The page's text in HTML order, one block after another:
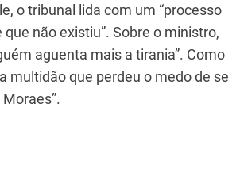
o tribunal lida com um “processo
que não existiu”. Sobre o ministro,
aguenta mais a tirania”. Como
multidão que perdeu o medo de se